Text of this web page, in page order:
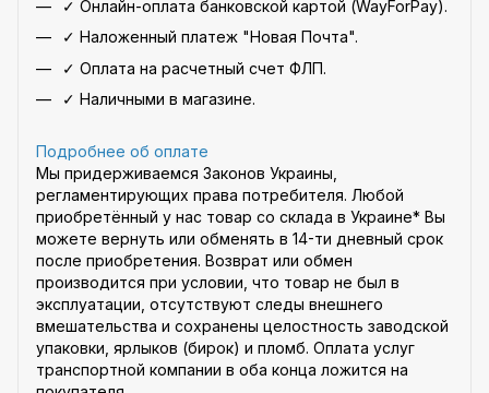
✓ Онлайн-оплата банковской картой (WayForPay).
✓ Наложенный платеж "Новая Почта".
✓ Оплата на расчетный счет ФЛП.
✓ Наличными в магазине.
Подробнее об оплате
Мы придерживаемся Законов Украины,
регламентирующих права потребителя. Любой
приобретённый у нас товар со склада в Украине* Вы
можете вернуть или обменять в 14-ти дневный срок
после приобретения. Возврат или обмен
производится при условии, что товар не был в
эксплуатации, отсутствуют следы внешнего
вмешательства и сохранены целостность заводской
упаковки, ярлыков (бирок) и пломб. Оплата услуг
транспортной компании в оба конца ложится на